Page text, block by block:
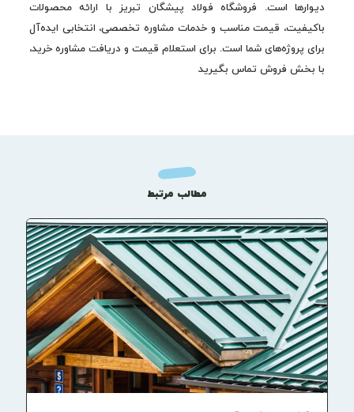
دیوارها است. فروشگاه فولاد پیشگان تبریز با ارائه محصولات
باکیفیت، قیمت مناسب و خدمات مشاوره تخصصی، انتخابی ایده‌آل
برای پروژه‌های شما است. برای استعلام قیمت و دریافت مشاوره خرید،
با بخش فروش تماس بگیرید
مطالب مرتبط